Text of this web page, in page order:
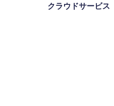
クラウドサービス